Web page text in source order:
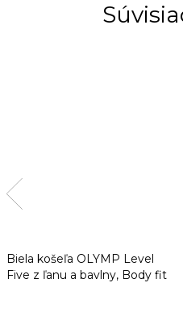
Biela košeľa OLYMP Level
Five z ľanu a bavlny, Body fit